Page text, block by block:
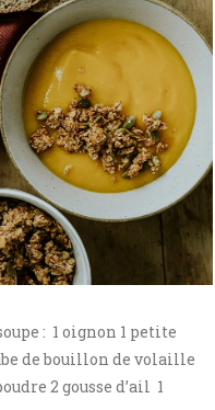
: 1 oignon 1 petite
de bouillon de volaille
2 gousse d’ail 1